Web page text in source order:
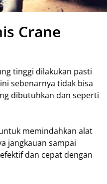
Crane
tinggi dilakukan pasti
sebenarnya tidak bisa
dibutuhkan dan seperti
memindahkan alat
jangkauan sampai
dan cepat dengan